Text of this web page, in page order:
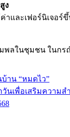
ง
าและเฟอร์นิเจอร์
มพลในชุมชน ในก
าน “หมดไว”
วันเพื่อเสริมความ